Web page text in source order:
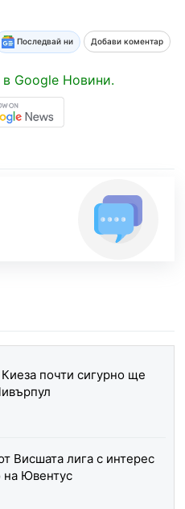
Последвай ни Добави коментар
Google Новини.
почти сигурно ще
Висшата лига с интерес
на Ювентус